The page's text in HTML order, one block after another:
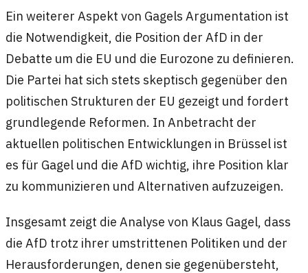
Ein weiterer Aspekt von Gagels Argumentation ist
die Notwendigkeit, die Position der AfD in der
Debatte um die EU und die Eurozone zu definieren.
Die Partei hat sich stets skeptisch gegenüber den
politischen Strukturen der EU gezeigt und fordert
grundlegende Reformen. In Anbetracht der
aktuellen politischen Entwicklungen in Brüssel ist
es für Gagel und die AfD wichtig, ihre Position klar
zu kommunizieren und Alternativen aufzuzeigen.
Insgesamt zeigt die Analyse von Klaus Gagel, dass
die AfD trotz ihrer umstrittenen Politiken und der
Herausforderungen, denen sie gegenübersteht,